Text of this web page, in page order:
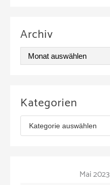
Archiv
hKategorien
Mai 2023